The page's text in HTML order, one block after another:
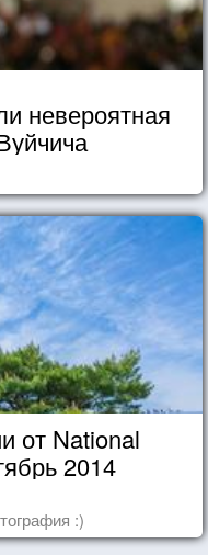
невероятная
от National
2014
:)